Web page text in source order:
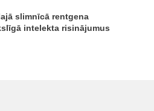
slimnīcā rentgena
intelekta risinājumus